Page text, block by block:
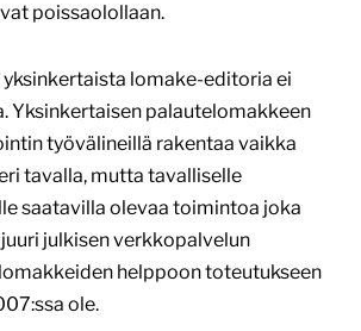
poissaolollaan.
yksinkertaista lomake-editoria ei
Yksinkertaisen palautelomakkeen
työvälineillä rakentaa vaikka
tavalla, mutta tavalliselle
saatavilla olevaa toimintoa joka
julkisen verkkopalvelun
helppoon toteutukseen
ole.